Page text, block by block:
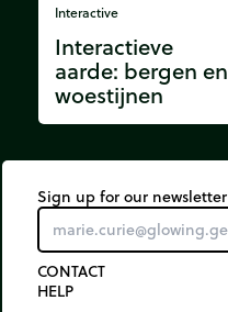
Interactive
Interactieve
aarde: bergen en
woestijnen
Sign up for our newsletter
CONTACT
HELP